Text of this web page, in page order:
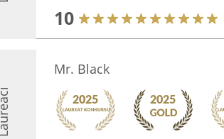
10
Laureaci
Mr. Black